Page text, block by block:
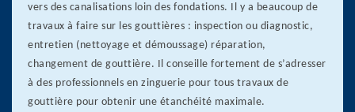
vers des canalisations loin des fondations. Il y a beaucoup de
travaux à faire sur les gouttières : inspection ou diagnostic,
entretien (nettoyage et démoussage) réparation,
changement de gouttière. Il conseille fortement de s’adresser
à des professionnels en zinguerie pour tous travaux de
gouttière pour obtenir une étanchéité maximale.